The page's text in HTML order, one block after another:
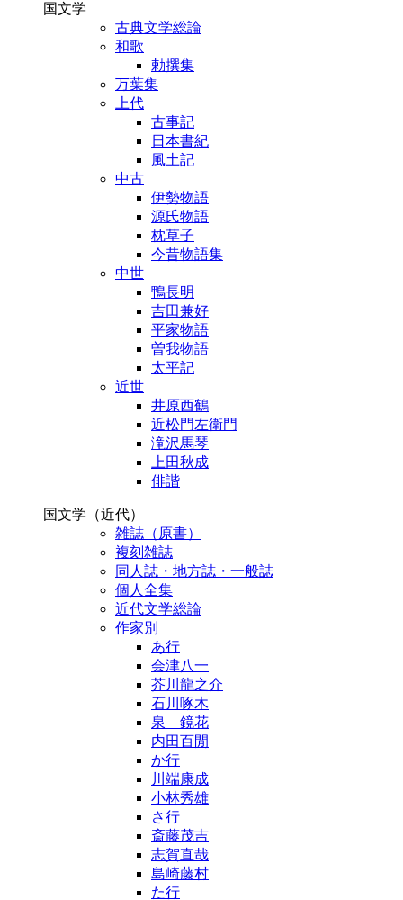
国文学
古典文学総論
和歌
勅撰集
万葉集
上代
古事記
日本書紀
風土記
中古
伊勢物語
源氏物語
枕草子
今昔物語集
中世
鴨長明
吉田兼好
平家物語
曽我物語
太平記
近世
井原西鶴
近松門左衛門
滝沢馬琴
上田秋成
俳諧
国文学（近代）
雑誌（原書）
複刻雑誌
同人誌・地方誌・一般誌
個人全集
近代文学総論
作家別
あ行
会津八一
芥川龍之介
石川啄木
泉 鏡花
内田百閒
か行
川端康成
小林秀雄
さ行
斎藤茂吉
志賀直哉
島崎藤村
た行